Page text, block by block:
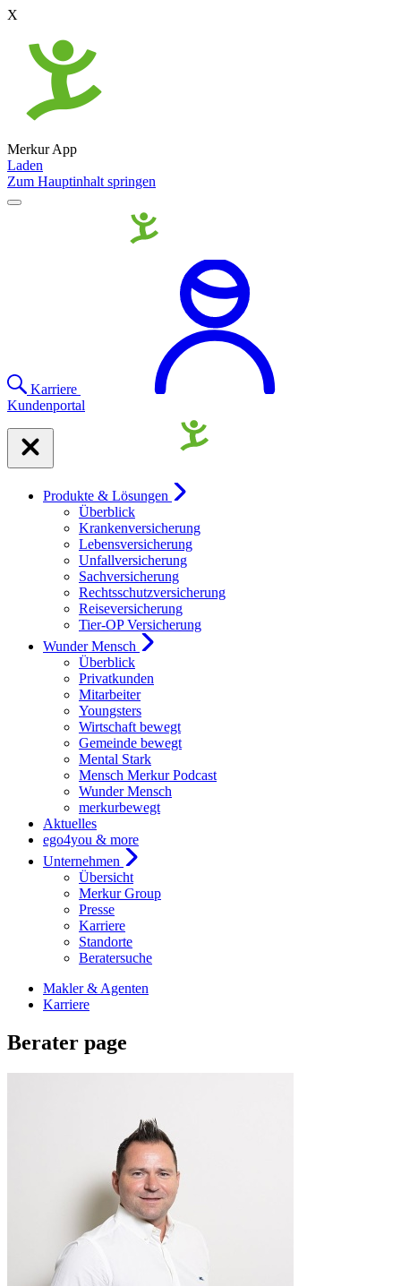
X
Merkur App
Laden
Zum Hauptinhalt springen
Karriere
Kundenportal
Produkte & Lösungen
Überblick
Krankenversicherung
Lebensversicherung
Unfallversicherung
Sachversicherung
Rechtsschutzversicherung
Reiseversicherung
Tier-OP Versicherung
Wunder Mensch
Überblick
Privatkunden
Mitarbeiter
Youngsters
Wirtschaft bewegt
Gemeinde bewegt
Mental Stark
Mensch Merkur Podcast
Wunder Mensch
merkurbewegt
Aktuelles
ego4you & more
Unternehmen
Übersicht
Merkur Group
Presse
Karriere
Standorte
Beratersuche
Makler & Agenten
Karriere
Berater page